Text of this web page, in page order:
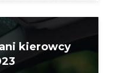
kierowcy